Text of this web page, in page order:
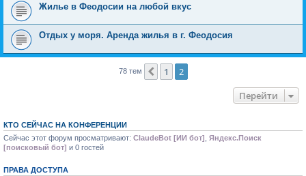
Жилье в Феодосии на любой вкус
Отдых у моря. Аренда жилья в г. Феодосия
78 тем Пред.
1
2
Перейти
КТО СЕЙЧАС НА КОНФЕРЕНЦИИ
Сейчас этот форум просматривают: ClaudeBot [ИИ бот] Яндекс.Поиск
[поисковый бот] и 0 гостей
ПРАВА ДОСТУПА